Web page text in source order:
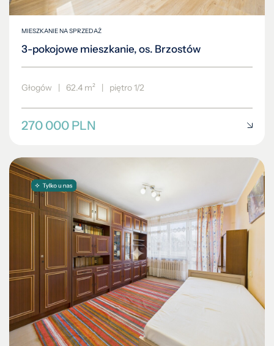
MIESZKANIE NA SPRZEDAŻ
3-pokojowe mieszkanie, os. Brzostów
Głogów | 62.4 m² | piętro 1/2
270 000 PLN